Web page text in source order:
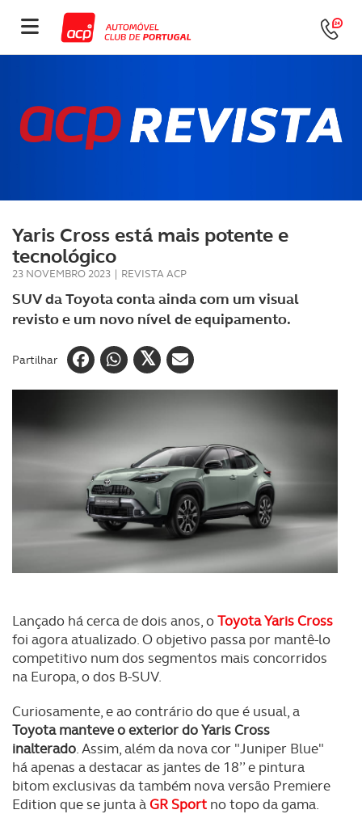
Yaris Cross está mais potente e
tecnológico
23 NOVEMBRO 2023 | REVISTA ACP
SUV da Toyota conta ainda com um visual
revisto e um novo nível de equipamento.
Partilhar
Lançado há cerca de dois anos, oToyota Yaris Cross
foi agora atualizado. O objetivo passa por mantê-lo
competitivo num dos segmentos mais concorridos
na Europa, o dos B-SUV.
Curiosamente, e ao contrário do que é usual, a
Toyota manteve o exterior do Yaris Cross
inalterado. Assim, além da nova cor "Juniper Blue"
há apenas a destacar as jantes de 18’’ e pintura
bitom exclusivas da também nova versão Premiere
Edition que se junta àGR Sport no topo da gama.